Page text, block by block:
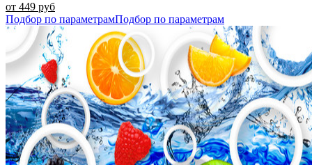
от 449 руб
Подбор по параметрамПодбор по параметрам